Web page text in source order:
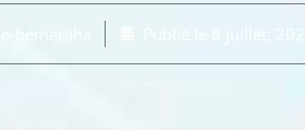
bemaraha 8 juillet, 2024